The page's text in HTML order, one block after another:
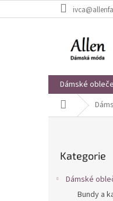
na
Dámské
Domů
kategorie
Kategorie
Dámské
Bundy a